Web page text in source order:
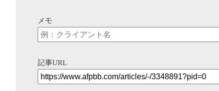
メモ
記事URL